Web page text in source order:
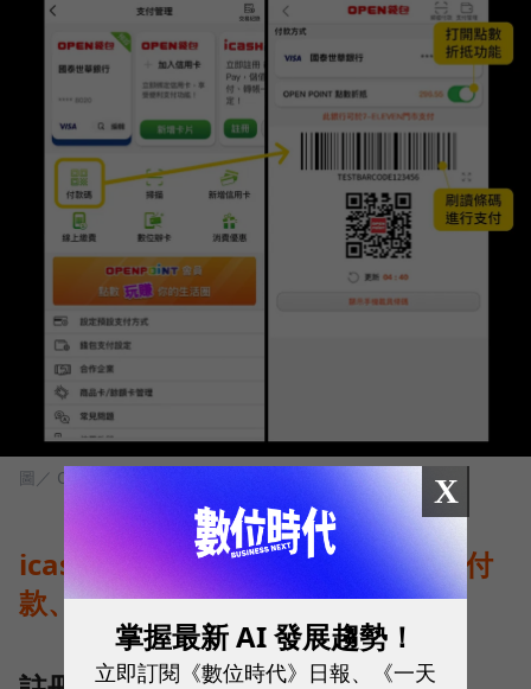
圖／ OPEN錢包
icash Pay使用方式：註冊、綁定、付
款、繳費、乘車碼
X
掌握最新 AI 發展趨勢！
立即訂閱《數位時代》日報、《一天